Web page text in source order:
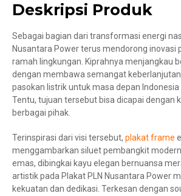
Deskripsi Produk
Sebagai bagian dari transformasi energi
Nusantara Power terus mendorong inovasi
ramah lingkungan. Kiprahnya menjangkau
dengan membawa semangat
pasokan listrik untuk masa depan
Tentu, tujuan tersebut bisa dicapai dengan
berbagai pihak.
Terinspirasi dari visi tersebut, plakat frame
menggambarkan siluet pembangkit
emas, dibingkai kayu elegan bernuansa
artistik pada Plakat PLN Nusantara Power
kekuatan dan dedikasi. Terkesan dengan